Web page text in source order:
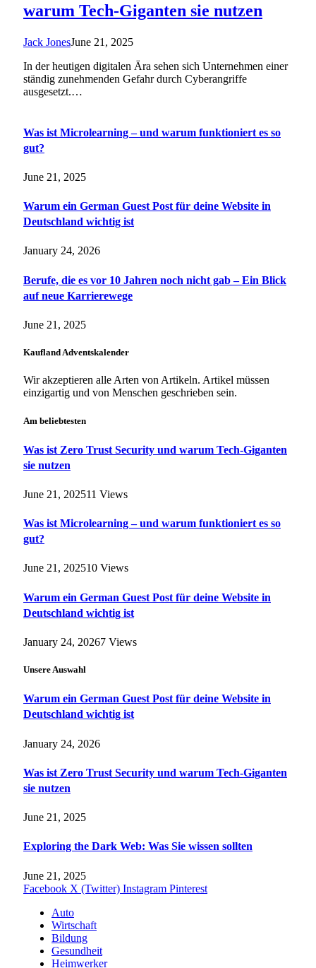
warum Tech-Giganten sie nutzen
Jack JonesJune 21, 2025
In der heutigen digitalen Ära sehen sich Unternehmen einer
ständig zunehmenden Gefahr durch Cyberangriffe
ausgesetzt.…
Was ist Microlearning – und warum funktioniert es so
gut?
June 21, 2025
Warum ein German Guest Post für deine Website in
Deutschland wichtig ist
January 24, 2026
Berufe, die es vor 10 Jahren noch nicht gab – Ein Blick
auf neue Karrierewege
June 21, 2025
Kaufland Adventskalender
Wir akzeptieren alle Arten von Artikeln. Artikel müssen
einzigartig und von Menschen geschrieben sein.
Am beliebtesten
Was ist Zero Trust Security und warum Tech-Giganten
sie nutzen
June 21, 202511 Views
Was ist Microlearning – und warum funktioniert es so
gut?
June 21, 202510 Views
Warum ein German Guest Post für deine Website in
Deutschland wichtig ist
January 24, 20267 Views
Unsere Auswahl
Warum ein German Guest Post für deine Website in
Deutschland wichtig ist
January 24, 2026
Was ist Zero Trust Security und warum Tech-Giganten
sie nutzen
June 21, 2025
Exploring the Dark Web: Was Sie wissen sollten
June 21, 2025
Facebook X (Twitter) Instagram Pinterest
Auto
Wirtschaft
Bildung
Gesundheit
Heimwerker